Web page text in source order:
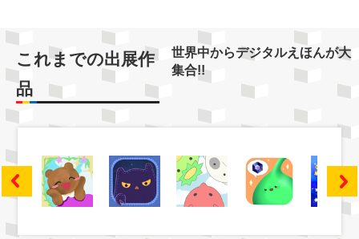
これまでの出展作
品
世界中からデジタルえほんが大
集合!!